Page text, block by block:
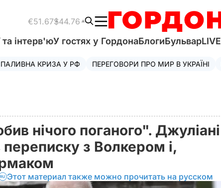
€51.67$44.76
та інтерв'юУ гостях у ГордонаБлогиБульварLIVE
ПАЛИВНА КРИЗА У РФ ПЕРЕГОВОРИ ПРО МИР В УКРАЇНІ
нічого поганого". Джуліані
переписку з Волкером і,
Этот материал также можно прочитать на русском